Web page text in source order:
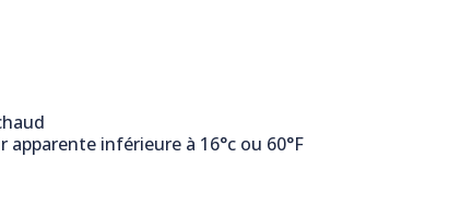
inférieure à 16°c ou 60°F